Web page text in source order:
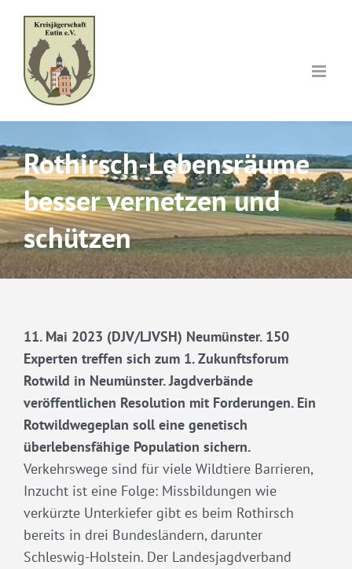
content
Rothirsch-Lebensräume
besser vernetzen und
schützen
11. Mai 2023 (DJV/LJVSH) Neumünster. 150
Experten treffen sich zum 1. Zukunftsforum
Rotwild in Neumünster. Jagdverbände
veröffentlichen Resolution mit Forderungen. Ein
Rotwildwegeplan soll eine genetisch
überlebensfähige Population sichern.
Verkehrswege sind für viele Wildtiere Barrieren,
Inzucht ist eine Folge: Missbildungen wie
verkürzte Unterkiefer gibt es beim Rothirsch
bereits in drei Bundesländern, darunter
Schleswig-Holstein. Der Landesjagdverband